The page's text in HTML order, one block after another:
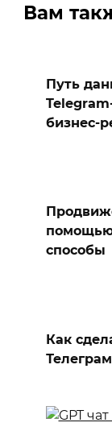
Вам
Путь
бизнес-
способы
Как
Телеграм